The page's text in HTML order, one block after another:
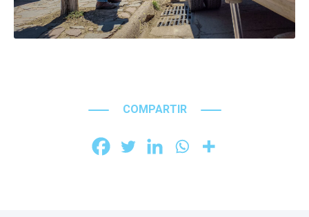
COMPARTIR